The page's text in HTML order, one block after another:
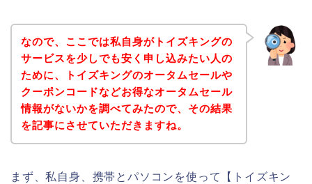
なので、ここでは私自身がトイズキングの
サービスを少しでも安く申し込みたい人の
ために、トイズキングのオータムセールや
クーポンコードなどお得なオータムセール
情報がないかを調べてみたので、その結果
を記事にさせていただきますね。
まず、私自身、携帯とパソコンを使って【トイズキン